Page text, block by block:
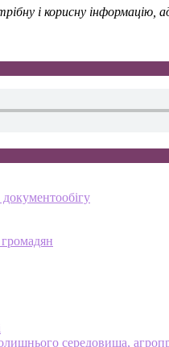
і корисну інформацію,
документообігу
середовища,